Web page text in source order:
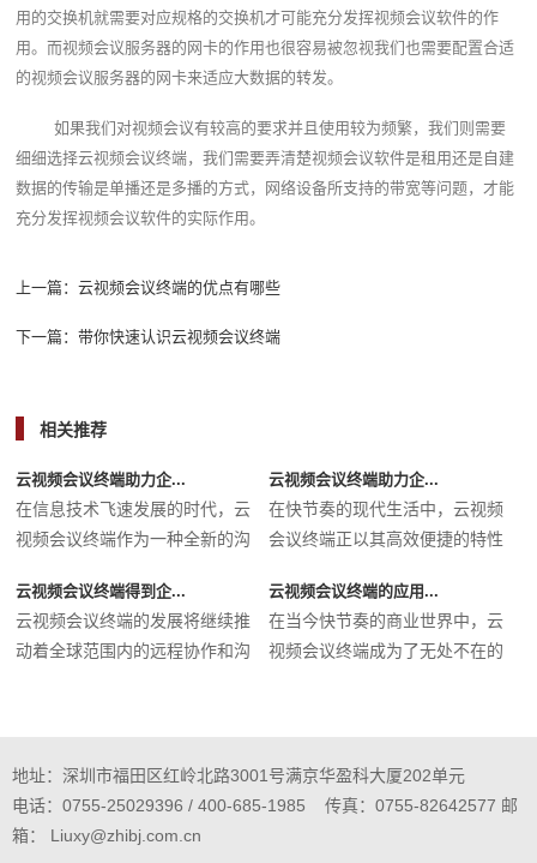
用的交换机就需要对应规格的交换机才可能充分发挥视频会议软件的作
用。而视频会议服务器的网卡的作用也很容易被忽视我们也需要配置合适
的视频会议服务器的网卡来适应大数据的转发。
如果我们对视频会议有较高的要求并且使用较为频繁，我们则需要
细细选择云视频会议终端‍，我们需要弄清楚视频会议软件是租用还是自建
数据的传输是单播还是多播的方式，网络设备所支持的带宽等问题，才能
充分发挥视频会议软件的实际作用。
上一篇：云视频会议终端的优点有哪些
下一篇：带你快速认识云视频会议终端
相关推荐
云视频会议终端助力企...
在信息技术飞速发展的时代，云
视频会议终端作为一种全新的沟
云视频会议终端助力企...
在快节奏的现代生活中，云视频
会议终端正以其高效便捷的特性
云视频会议终端得到企...
云视频会议终端的发展将继续推
动着全球范围内的远程协作和沟
云视频会议终端的应用...
在当今快节奏的商业世界中，云
视频会议终端成为了无处不在的
地址：深圳市福田区红岭北路3001号满京华盈科大厦202单元
电话：0755-25029396 / 400-685-1985 传真：0755-82642577 邮
箱： Liuxy@zhibj.com.cn